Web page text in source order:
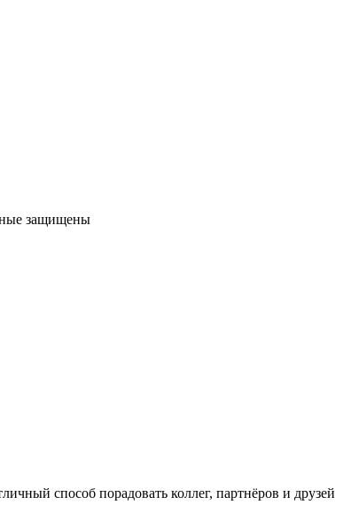
защищены
способ порадовать коллег, партнёров и друзей